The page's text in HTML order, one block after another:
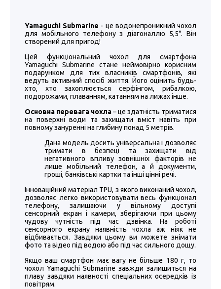
Yamaguchi Submarine - це водонепроникний чохол
для мобільного телефону з діагоналлю 5,5". Він
створений для пригод!
Цей функціональний чохол для смартфона
Yamaguchi Submarine стане неймовірно корисним
подарунком для тих власників смартфонів, які
ведуть активний спосіб життя. Його оцінить будь-
хто, хто захоплюється серфінгом, рибалкою,
подорожами, плаванням, катанням на лижах інше.
Основна перевага чохла– це здатність триматися
на поверхні води та захищати вміст навіть при
повному зануренні на глибину понад 5 метрів.
Дана модель досить універсальна і дозволяє
тримати в безпеці та захищати від
негативного впливу зовнішніх факторів не
лише мобільний телефон, а й документи,
гроші, банківські картки та інші цінні речі.
Інноваційний матеріал TPU, з якого виконаний чохол,
дозволяє легко використовувати весь функціонал
телефону, залишаючи у вільному доступі
сенсорний екран і камери, зберігаючи при цьому
чудову чутність під час дзвінка. На роботі
сенсорного екрану наявність чохла аж ніяк не
відбивається. Завдяки цьому ви можете знімати
фото та відео під водою або під час сильного дощу.
Якщо ваш смартфон має вагу не більше 180 г, то
чохол Yamaguchi Submarine завжди залишиться на
плаву завдяки наявності спеціальних осередків із
повітрям.